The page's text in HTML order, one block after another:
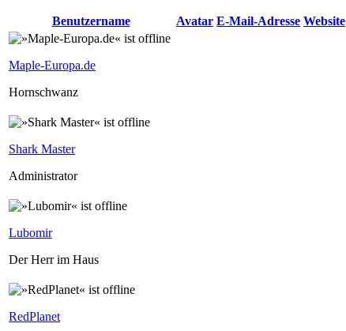
Benutzername Avatar E-Mail-Adresse Website
Maple-Europa.de
Hornschwanz
Shark Master
Administrator
Lubomir
Der Herr im Haus
RedPlanet